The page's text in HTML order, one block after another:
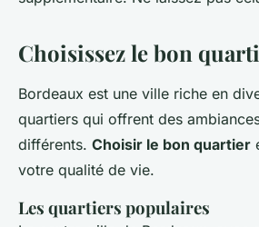
Choisissez le bon
Bordeaux est une ville riche en
quartiers qui offrent des
différents. Choisir le bon quartier
votre qualité de vie.
Les quartiers populaires